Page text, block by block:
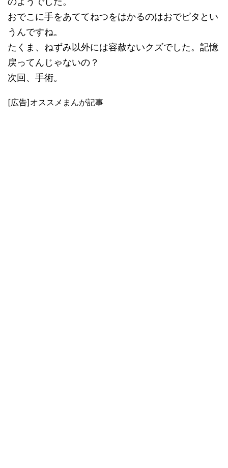
おでこに手をあててねつをはかるのはおでピタとい
うんですね。
たくま、ねずみ以外には容赦ないクズでした。記憶
戻ってんじゃないの？
次回、手術。
[広告]オススメまんが記事